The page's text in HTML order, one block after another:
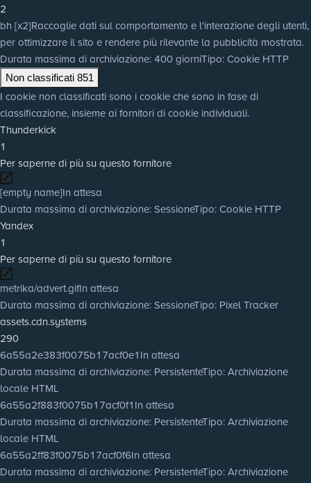
2
bh [x2]Raccoglie dati sul comportamento e l'interazione degli utenti,
per ottimizzare il sito e rendere più rilevante la pubblicità mostrata.
Durata massima di archiviazione: 400 giorniTipo: Cookie HTTP
Non classificati 851
I cookie non classificati sono i cookie che sono in fase di
classificazione, insieme ai fornitori di cookie individuali.
Thunderkick
1
Per saperne di più su questo fornitore
[empty name]In attesa
Durata massima di archiviazione: SessioneTipo: Cookie HTTP
Yandex
1
Per saperne di più su questo fornitore
metrika/advert.gifIn attesa
Durata massima di archiviazione: SessioneTipo: Pixel Tracker
assets.cdn.systems
290
6a55a2e383f0075b17acf0e1In attesa
Durata massima di archiviazione: PersistenteTipo: Archiviazione
locale HTML
6a55a2f883f0075b17acf0f1In attesa
Durata massima di archiviazione: PersistenteTipo: Archiviazione
locale HTML
6a55a2ff83f0075b17acf0f6In attesa
Durata massima di archiviazione: PersistenteTipo: Archiviazione